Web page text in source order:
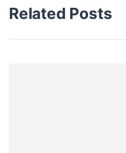
Related Posts